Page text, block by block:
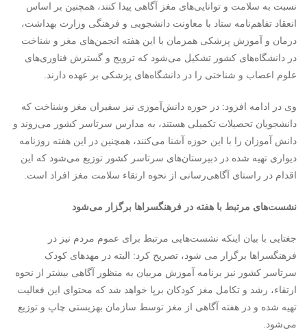
نسبت به سلامت و توانایی‌های مغز آگاهی پیدا کنند، همچنین بر اساس
انعقاد تفاهم‌نامه ستاد با معاونت دانشجویی و فرهنگی وزارت بهداشت،
درمان و آموزش پزشکی همزمان با این هفته انجمن‌های مغز و شناخت
در دانشگاه‌های کشور تشکیل می‌شود که ترویج و گسترش فناوری‌های
علوم اعصاب و شناختی را در دانشگاه‌های پزشکی بر عهده دارند.
وی در ادامه افزود: در حوزه دانش‌آموزی نیز سفیران مغز وشناخت که
دانشجویان تحصیلات تکمیلی هستند، به مدارس سرتاسر کشور می‌روند و
دانش آموزان را با این حوزه آشنا می‌کنند، همچنین در این هفته روزنامه
دیواری تهیه شده در دبیرستان‌های سرتاسر کشور توزیع می‌شود که این
اقدام در راستای آگاهی‌رسانی از نحوه ارتقاء سلامت مغز افراد است.
نشست‌های مرتبط با هفته در فرهنگسراها برگزار می‌شود
جغتایی با بیان اینکه نشست‌هایی مرتبط برای عموم مردم نیز در
فرهنگسراها برگزار می شود، تصریح کرد: البته در مهدهای کودک
سرتاسر کشور نیز برنامه آموزش مربیان به منظور آگاهی بیشتر از نحوه
ارتقاء، رشد و تکامل مغز کودکان برپا خواهد شد که محتوای این فعالیت
تهیه شده و در هفته آگاهی از مغز توسط سازمان بهزیستی چاپ و توزیع
می‌شود.